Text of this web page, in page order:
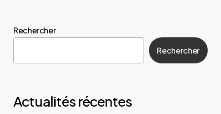
Rechercher
Rechercher
Actualités récentes